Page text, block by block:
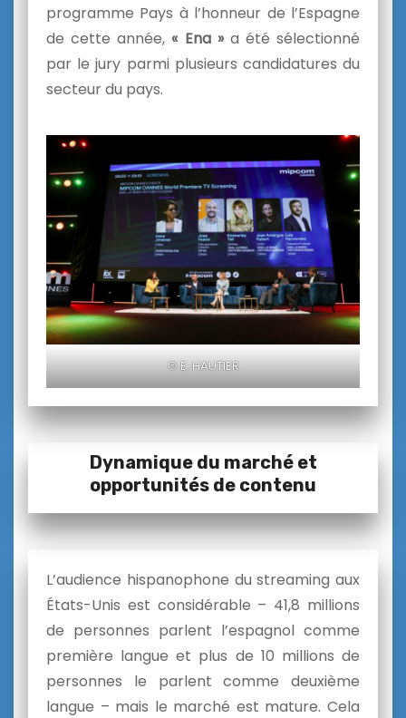
programme Pays à l’honneur de l’Espagne
de cette année,« Ena »a été sélectionné
par le jury parmi plusieurs candidatures du
secteur du pays.
© E. HAUTIER
Dynamique du marché et
opportunités de contenu
L’audience hispanophone du streaming aux
États-Unis est considérable – 41,8 millions
de personnes parlent l’espagnol comme
première langue et plus de 10 millions de
personnes le parlent comme deuxième
langue – mais le marché est mature. Cela